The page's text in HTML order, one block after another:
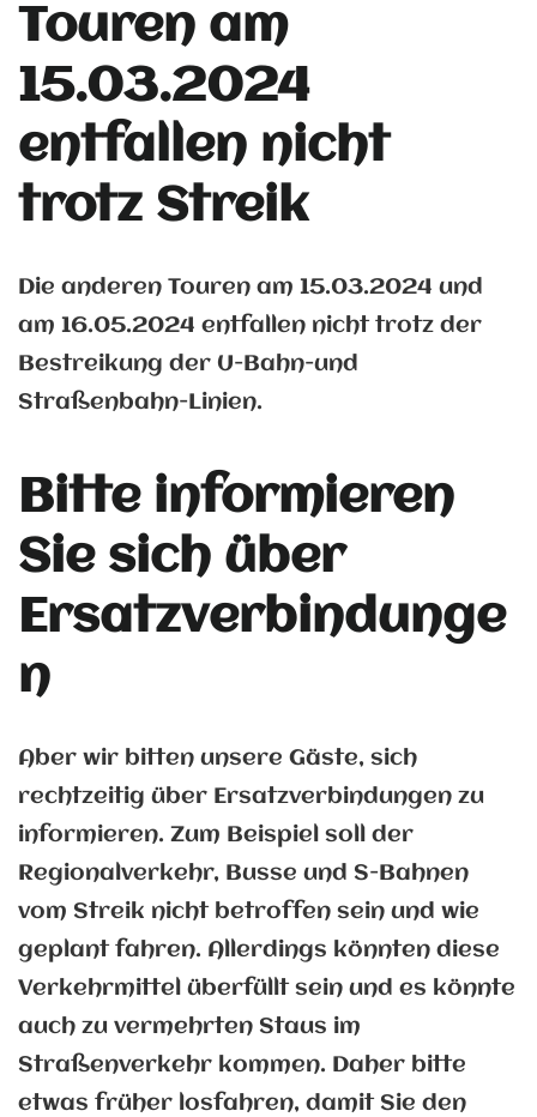
Touren am
15.03.2024
entfallen nicht
trotz Streik
Die anderen Touren am 15.03.2024 und
am 16.05.2024 entfallen nicht trotz der
Bestreikung der U-Bahn-und
Straßenbahn-Linien.
Bitte informieren
Sie sich über
Ersatzverbindunge
n
Aber wir bitten unsere Gäste, sich
rechtzeitig über Ersatzverbindungen zu
informieren. Zum Beispiel soll der
Regionalverkehr, Busse und S-Bahnen
vom Streik nicht betroffen sein und wie
geplant fahren. Allerdings könnten diese
Verkehrmittel überfüllt sein und es könnte
auch zu vermehrten Staus im
Straßenverkehr kommen. Daher bitte
etwas früher losfahren, damit Sie den